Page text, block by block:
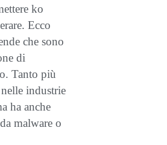
ko
Ecco
che sono
di
Tanto più
industrie
ha anche
malware o